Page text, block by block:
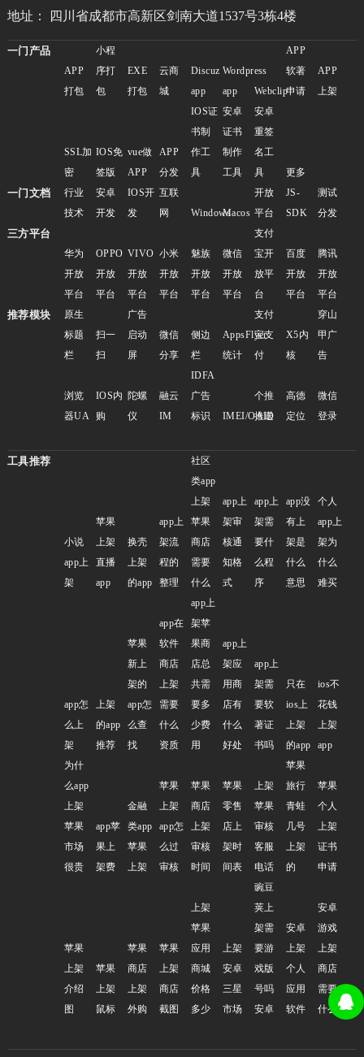
地址： 四川省成都市高新区剑南大道1537号3栋4楼
一门产品
APP
打包
小程
序打
包
EXE
打包
云商
城
Discuz
app
Wordpress
app
Webclip
APP
软著
申请
APP
上架
SSL加
密
IOS免
签版
vue做
APP
APP
分发
IOS证
书制
作工
具
安卓
证书
制作
工具
安卓
重签
名工
具
更多
一门文档
行业
技术
安卓
开发
IOS开
发
互联
网
WindowsMacos
开放
平台
JS-
SDK
测试
分发
三方平台
华为
开放
平台
OPPO
开放
平台
VIVO
开放
平台
小米
开放
平台
魅族
开放
平台
微信
开放
平台
支付
宝开
放平
台
百度
开放
平台
腾讯
开放
平台
推荐模块
原生
标题
栏
扫一
扫
广告
启动
屏
微信
分享
侧边
栏
AppsFlyer
统计
支付
宝支
付
X5内
核
穿山
甲广
告
浏览
器UA
IOS内
购
陀螺
仪
融云
IM
IDFA
广告
标识
IMEI/OAID
个推
推送
高德
定位
微信
登录
工具推荐
小说
app上
架
苹果
上架
直播
app
换壳
上架
的app
app上
架流
程的
整理
社区
类app
上架
苹果
商店
需要
什么
app上
架审
核通
知格
式
app上
架需
要什
么程
序
app没
有上
架是
什么
意思
个人
app上
架为
什么
难买
app怎
么上
架
上架
的app
推荐
苹果
新上
架的
app怎
么查
找
app在
软件
商店
上架
需要
什么
资质
app上
架苹
果商
店总
共需
要多
少费
用
app上
架应
用商
店有
什么
好处
app上
架需
要软
著证
书吗
只在
ios上
上架
的app
ios不
花钱
上架
app
为什
么app
上架
苹果
市场
很贵
app苹
果上
架费
金融
类app
苹果
上架
苹果
上架
app怎
么过
审核
苹果
商店
上架
审核
时间
苹果
零售
店上
架时
间表
上架
苹果
审核
客服
电话
苹果
旅行
青蛙
几号
上架
的
苹果
个人
上架
证书
申请
苹果
上架
介绍
图
苹果
上架
鼠标
苹果
商店
上架
外购
苹果
上架
商店
截图
上架
苹果
应用
商城
价格
多少
上架
安卓
三星
市场
豌豆
荚上
架需
要游
戏版
号吗
安卓
安卓
上架
个人
应用
软件
安卓
游戏
上架
商店
需要
什么